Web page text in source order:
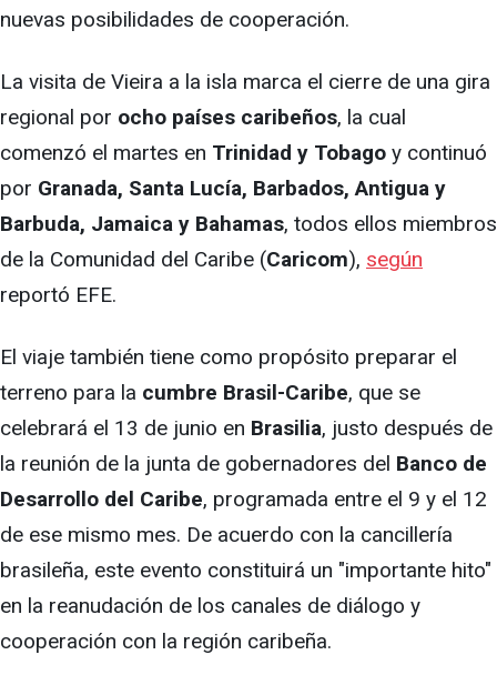
nuevas posibilidades de cooperación.
La visita de Vieira a la isla marca el cierre de una gira
regional por ocho países caribeños, la cual
comenzó el martes en Trinidad y Tobago y continuó
por Granada, Santa Lucía, Barbados, Antigua y
Barbuda, Jamaica y Bahamas, todos ellos miembros
de la Comunidad del Caribe (Caricom), según
reportó EFE.
El viaje también tiene como propósito preparar el
terreno para la cumbre Brasil-Caribe, que se
celebrará el 13 de junio en Brasilia, justo después de
la reunión de la junta de gobernadores del Banco de
Desarrollo del Caribe, programada entre el 9 y el 12
de ese mismo mes. De acuerdo con la cancillería
brasileña, este evento constituirá un "importante hito"
en la reanudación de los canales de diálogo y
cooperación con la región caribeña.